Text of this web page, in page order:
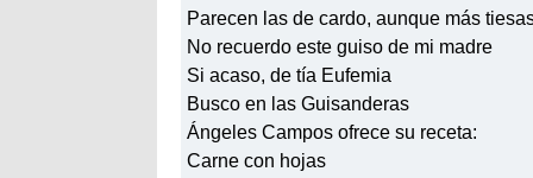
Parecen las de cardo, aunque más
No recuerdo este guiso de mi madre
Si acaso, de tía Eufemia
Busco en las Guisanderas
Ángeles Campos ofrece su receta:
Carne con hojas